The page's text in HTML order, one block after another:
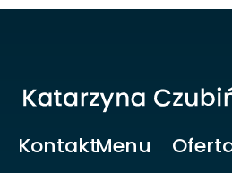
KontaktMenu